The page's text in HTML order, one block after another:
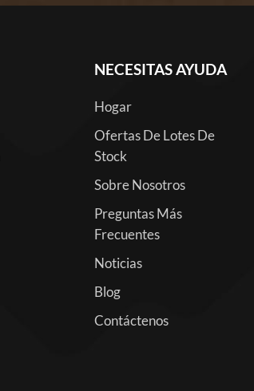
NECESITAS AYUDA
Hogar
Ofertas De Lotes De
Stock
Sobre Nosotros
Preguntas Más
Frecuentes
Noticias
Blog
Contáctenos